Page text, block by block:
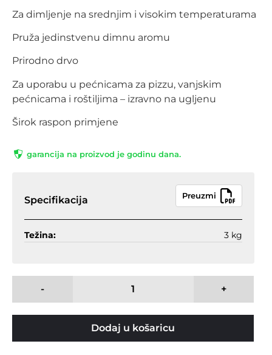
Za dimljenje na srednjim i visokim temperaturama
Pruža jedinstvenu dimnu aromu
Prirodno drvo
Za uporabu u pećnicama za pizzu, vanjskim
pećnicama i roštiljima – izravno na ugljenu
Širok raspon primjene
garancija na proizvod je godinu dana.
Specifikacija Preuzmi
Težina: 3 kg
- +
Dodaj u košaricu